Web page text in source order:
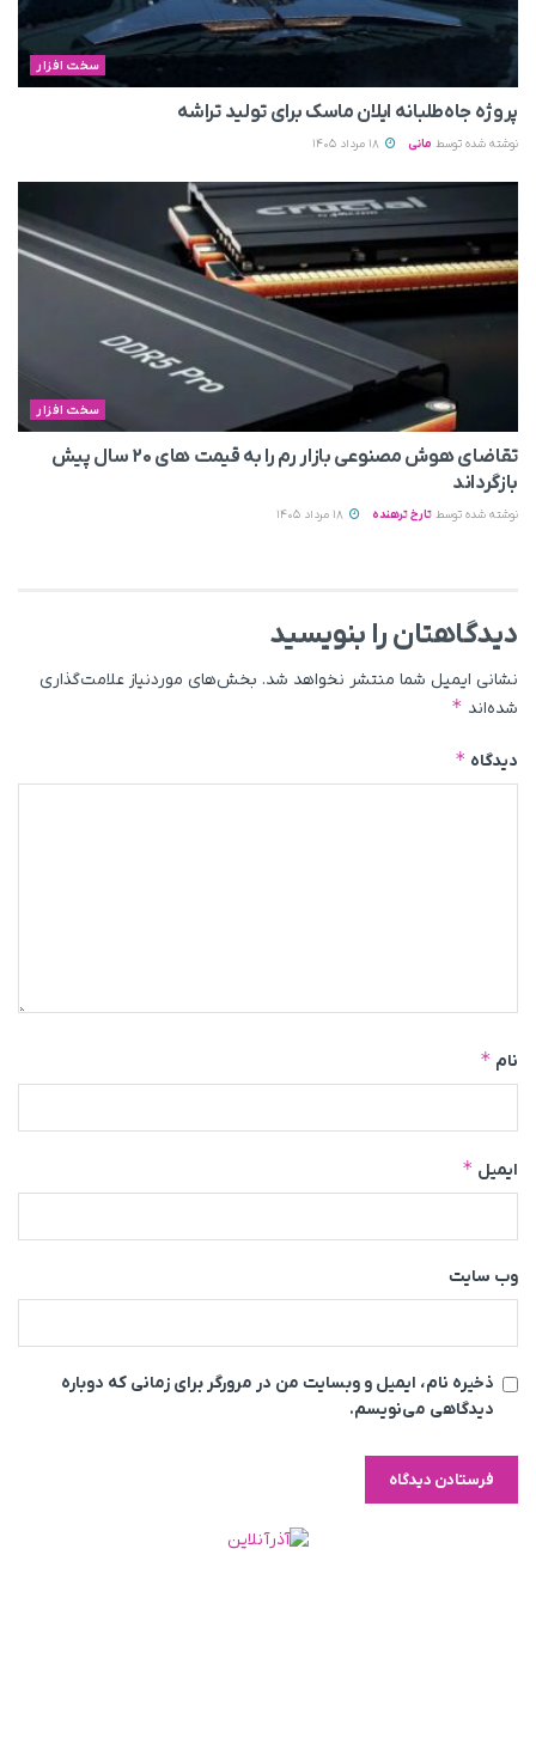
سخت افزار
پروژه جاه‌طلبانه ایلان ماسک برای تولید تراشه
نوشته شده توسط مانی
سخت افزار
تقاضای هوش مصنوعی بازار رم را به قیمت های ۲۰ سال پیش
بازگرداند
نوشته شده توسط تارخ ترهنده
دیدگاهتان را بنویسید
نشانی ایمیل شما منتشر نخواهد شد. بخش‌های موردنیاز علامت‌گذاری
شده‌اند *
دیدگاه *
نام *
ایمیل *
وب‌ سایت
ذخیره نام، ایمیل و وبسایت من در مرورگر برای زمانی که دوباره
دیدگاهی می‌نویسم.